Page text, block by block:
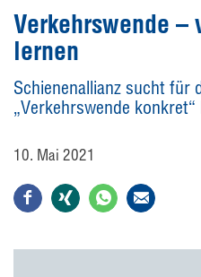
Verkehrswende –
lernen
Schienenallianz sucht für
„Verkehrswende
10. Mai 2021